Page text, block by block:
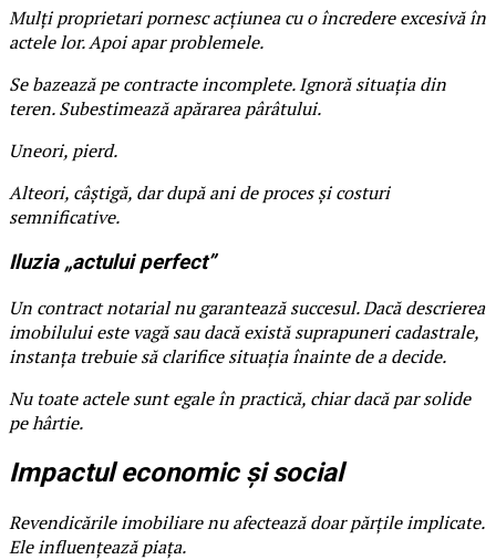
Mulți proprietari pornesc acțiunea cu o încredere excesivă în
actele lor. Apoi apar problemele.
Se bazează pe contracte incomplete. Ignoră situația din
teren. Subestimează apărarea pârâtului.
Uneori, pierd.
Alteori, câștigă, dar după ani de proces și costuri
semnificative.
Iluzia „actului perfect”
Un contract notarial nu garantează succesul. Dacă descrierea
imobilului este vagă sau dacă există suprapuneri cadastrale,
instanța trebuie să clarifice situația înainte de a decide.
Nu toate actele sunt egale în practică, chiar dacă par solide
pe hârtie.
Impactul economic și social
Revendicările imobiliare nu afectează doar părțile implicate.
Ele influențează piața.